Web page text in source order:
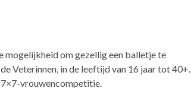
mogelijkheid om gezellig een balletje te
Veterinnen, in de leeftijd van 16 jaar tot 40+.
7×7-vrouwencompetitie.